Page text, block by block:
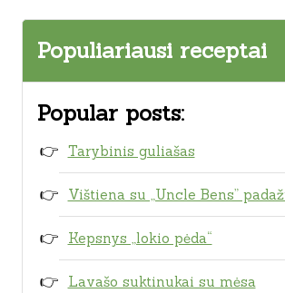
Populiariausi receptai
Popular posts:
Tarybinis guliašas
Vištiena su „Uncle Bens”
Kepsnys „lokio pėda“
Lavašo suktinukai su mėsa